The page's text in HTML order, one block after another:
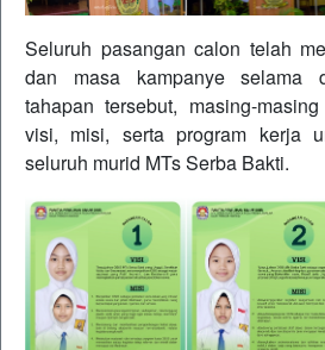
Seluruh pasangan calon telah
dan masa kampanye selama
tahapan tersebut, masing-
visi, misi, serta program kerja
seluruh murid MTs Serba Bakti.